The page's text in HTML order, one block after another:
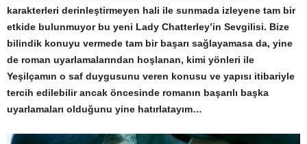
karakterleri derinleştirmeyen hali ile sunmada izleyene tam bir
etkide bulunmuyor bu yeni Lady Chatterley’in Sevgilisi. Bize
bilindik konuyu vermede tam bir başarı sağlayamasa da, yine
de roman uyarlamalarından hoşlanan, kimi yönleri ile
Yeşilçamın o saf duygusunu veren konusu ve yapısı itibariyle
tercih edilebilir ancak öncesinde romanın başarılı başka
uyarlamaları olduğunu yine hatırlatayım…